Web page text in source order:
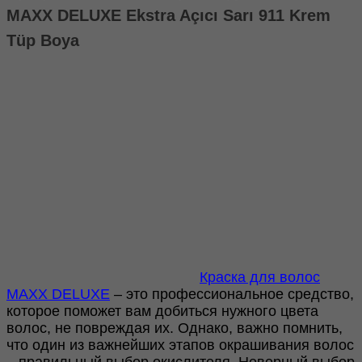
Açıcı
911
MAXX DELUXE Ekstra Açıcı Sarı 911 Krem
Tüp Boya
Краска для волос
MAXX DELUXE – это профессиональное средство,
которое поможет вам добиться нужного цвета
волос, не повреждая их. Однако, важно помнить,
что один из важнейших этапов окрашивания волос